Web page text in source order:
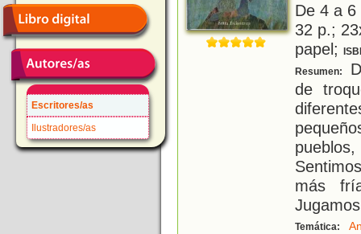
Escritores/as
Ilustradores/as
De 4 a
32 p.;
papel;
Resumen:
de
más
Temática: